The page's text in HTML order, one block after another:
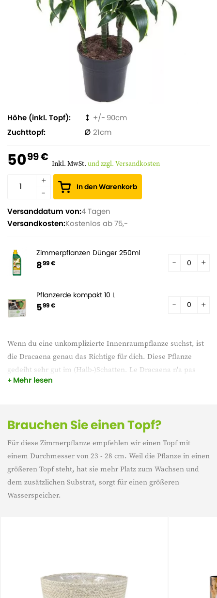
Wenn du eine unkomplizierte Innenraumpflanze suchst, ist
die Dracaena genau das Richtige für dich. Diese Pflanze
gedeiht sehr gut im (Halb-)Schatten. Le Dracaena n'a pas
besoin de beaucoup d'eau non plus. Gib ihr einen schönen
Mehr lesen
Höhe (inkl. Topf)
90
Zuchttopf
21
5099 € Inkl. MwSt. und zzgl. Versandkosten
In den Warenkorb
Versanddatum von:4 Tagen
Versandkosten:Kostenlos ab 75,-
Zimmerpflanzen Dünger 250ml
899 €
Pflanzerde kompakt 10 L
599 €
Brauchen Sie einen Topf?
Für diese Zimmerpflanze empfehlen wir einen Topf mit
einem Durchmesser von 23 - 28 cm. Weil die Pflanze in einen
größeren Topf steht, hat sie mehr Platz zum Wachsen und
dem zusätzlichen Substrat, sorgt für einen größeren
Wasserspeicher.